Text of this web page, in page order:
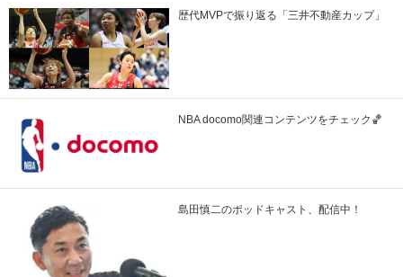
歴代MVPで振り返る「三井不動産カップ」
NBA docomo関連コンテンツをチェック🏀
島田慎二のポッドキャスト、配信中！